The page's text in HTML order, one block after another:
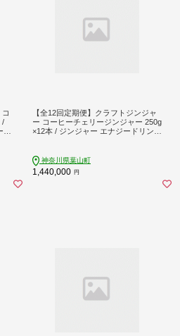
/
【全12回定期便】クラフトジンジャ
ー コーヒーチェリージンジャー 250g
×12本 / ジンジャー エナジードリンク
【カフェテーロ葉山】 [ASBM018]
神奈川県葉山町
1,440,000 円